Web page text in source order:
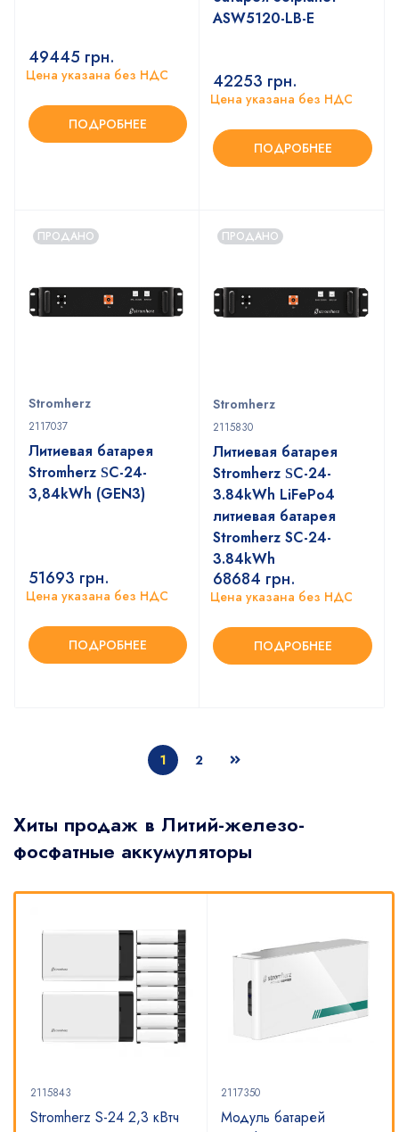
Хиты продаж в Литий-железо-
фосфатные аккумуляторы
2115843
Stromherz S-24 2,3 кВтч
2117350
Модуль батарей
49445 грн.
Цена указана без НДС
ПОДРОБНЕЕ
ASW5120-LB-E
42253 грн.
Цена указана без НДС
ПОДРОБНЕЕ
ПРОДАНО
Stromherz
2117037
Литиевая батарея
Stromherz ЅС-24-
3,84kWh (GEN3)
51693 грн.
Цена указана без НДС
ПОДРОБНЕЕ
ПРОДАНО
Stromherz
2115830
Литиевая батарея
Stromherz ЅС-24-
3.84kWh LiFePo4
литиевая батарея
Stromherz SС-24-
3.84kWh
68684 грн.
Цена указана без НДС
ПОДРОБНЕЕ
1 2